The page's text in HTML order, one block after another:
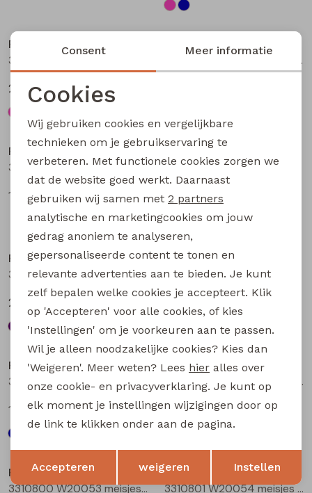
Persival
27,99
Persival
3310300 W20103 meisjes pullover Bruin donker
Nieuw
Persival
3310807 W20102 meisjes rok kort Bordeaux
17,99
Persival
22,99
Persival
3310404 W20049 meisjes sweatshirt Taupe
22,99
Persival
22,99
Persival
3310800 W20053 meisjes rok kort Marine
19,99
Persival
3310800 W20053 meisjes rok kort Bordeaux
19,99
Persival
3310800 W20053 meisjes rok kort Bruin donker
Persival
3310801 W20054 meisjes rok kort Bordeaux
Noodzakelijke cookies
Analytische cookies
Marketing cookies
Terug Opslaan
Consent Meer informatie
Cookies
Wij gebruiken cookies en vergelijkbare
technieken om je gebruikservaring te
verbeteren. Met functionele cookies zorgen we
dat de website goed werkt. Daarnaast
gebruiken wij samen met 2 partners
analytische en marketingcookies om jouw
gedrag anoniem te analyseren,
gepersonaliseerde content te tonen en
relevante advertenties aan te bieden. Je kunt
zelf bepalen welke cookies je accepteert. Klik
op 'Accepteren' voor alle cookies, of kies
'Instellingen' om je voorkeuren aan te passen.
Wil je alleen noodzakelijke cookies? Kies dan
'Weigeren'. Meer weten? Lees hier alles over
onze cookie- en privacyverklaring. Je kunt op
elk moment je instellingen wijzigingen door op
de link te klikken onder aan de pagina.
Accepteren weigeren Instellen